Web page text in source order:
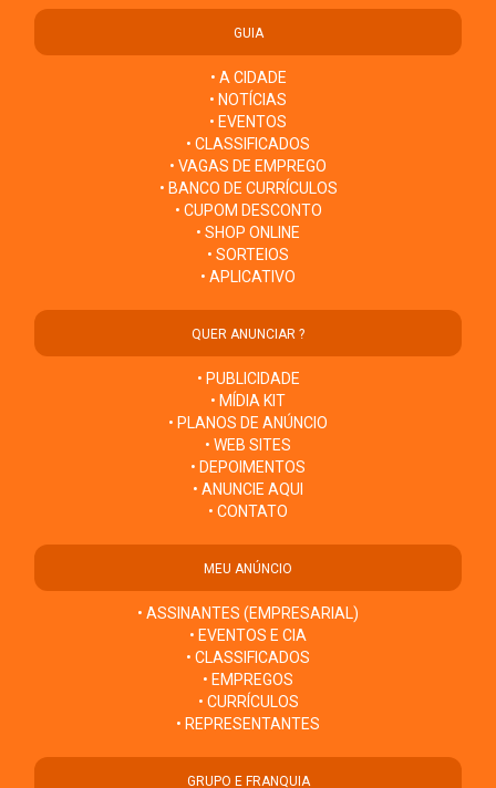
GUIA
• A CIDADE
• NOTÍCIAS
• EVENTOS
• CLASSIFICADOS
• VAGAS DE EMPREGO
• BANCO DE CURRÍCULOS
• CUPOM DESCONTO
• SHOP ONLINE
• SORTEIOS
• APLICATIVO
QUER ANUNCIAR ?
• PUBLICIDADE
• MÍDIA KIT
• PLANOS DE ANÚNCIO
• WEB SITES
• DEPOIMENTOS
• ANUNCIE AQUI
• CONTATO
MEU ANÚNCIO
• ASSINANTES (EMPRESARIAL)
• EVENTOS E CIA
• CLASSIFICADOS
• EMPREGOS
• CURRÍCULOS
• REPRESENTANTES
GRUPO E FRANQUIA